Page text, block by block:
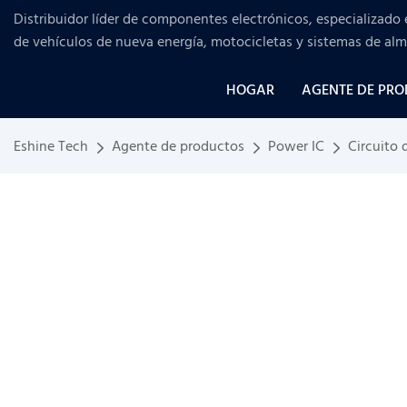
Distribuidor líder de componentes electrónicos,
de vehículos de nueva energía, motocicletas y sistemas de
HOGAR AGENTE DE
Eshine Tech Agente de productos Power IC Circuito